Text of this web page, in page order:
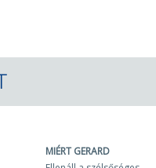
MIÉRT GERARD